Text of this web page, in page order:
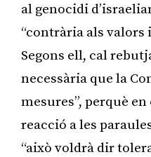
al genocidi
“contrària als valors
Segons ell, cal
necessària que la
mesures”, perquè
reacció a les
“això voldrà dir